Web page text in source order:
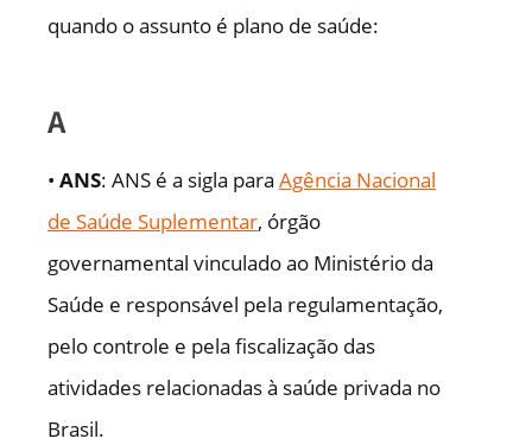
quando o assunto é plano de saúde:
A
• ANS: ANS é a sigla para Agência Nacional
de Saúde Suplementar, órgão
governamental vinculado ao Ministério da
Saúde e responsável pela regulamentação,
pelo controle e pela fiscalização das
atividades relacionadas à saúde privada no
Brasil.